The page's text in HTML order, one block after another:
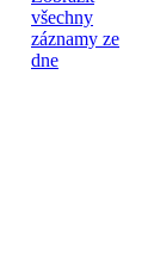
všechny
záznamy ze
dne